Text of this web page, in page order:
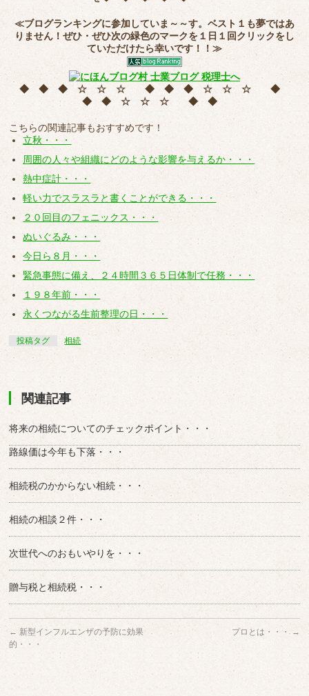
≪ブログランキングに参加していま～～す。ベスト１も夢ではあ
りません！ぜひ・ぜひ次の緑色のマークを１日１回クリックをし
ていただけたら幸いです！！≫
◆ ◆ ◆ ☆ ☆ ☆ ◆ ◆ ◆ ☆ ☆ ☆ ◆
◆ ◆ ☆ ☆ ☆ ◆ ◆
こちらの関連記事もおすすめです！
立秋・・・
周囲の人々や組織にどのような影響を与えるか・・・
熱中症計・・・
軽い力でスラスラと書くことができる・・・
２０回目のフェニックス・・・
ぬいぐるみ・・・
今日ら８月・・・
緊急事態に備え、２４時間３６５日体制で任務・・・
１９８年前・・・
永くつながる生前整理の日・・・
投稿タグ 相続
関連記事
将来の相続についてのチェックポイント・・・
路線価は今年も下落・・・
相続税のかからない相続・・・
相続の相談２件・・・
次世代へのおもいやりを・・・
贈与税と相続税・・・
← 新型インフルエンザの予防に効果
的・・・
プロとは・・・ →